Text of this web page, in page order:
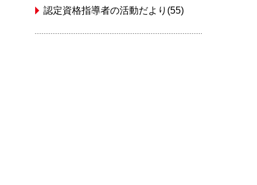
認定資格指導者の活動だより(55)